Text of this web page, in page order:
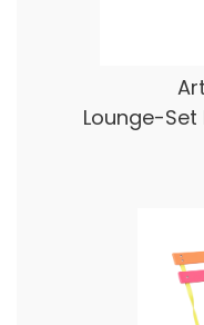
Lounge-Set